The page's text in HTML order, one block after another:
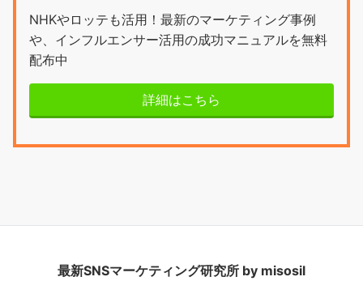
NHKやロッテも活用！最新のマーケティング事例
や、インフルエンサー活用の成功マニュアルを無料
配布中
詳細はこちら
最新SNSマーケティング研究所 by misosil